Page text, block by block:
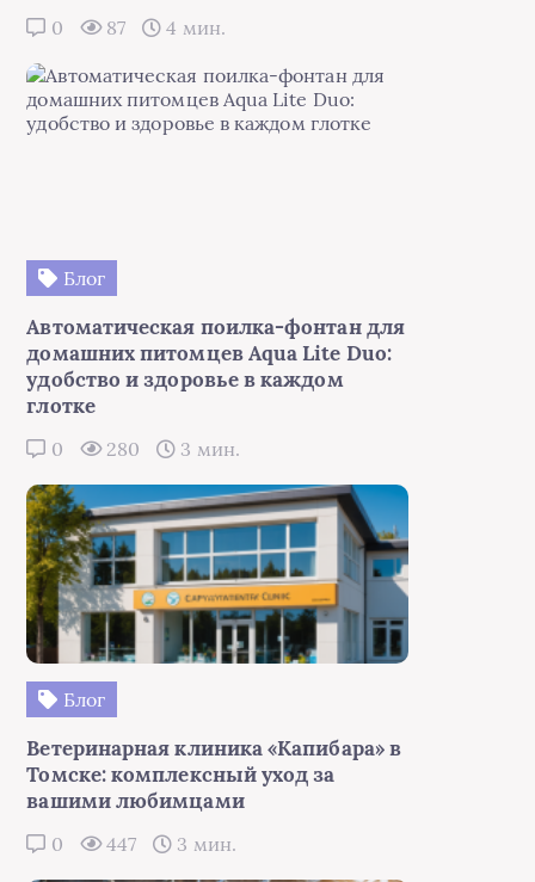
0 87 4 мин.
Блог
Автоматическая поилка-фонтан для
домашних питомцев Aqua Lite Duo:
удобство и здоровье в каждом
глотке
0 280 3 мин.
Блог
Ветеринарная клиника «Капибара» в
Томске: комплексный уход за
вашими любимцами
0 447 3 мин.